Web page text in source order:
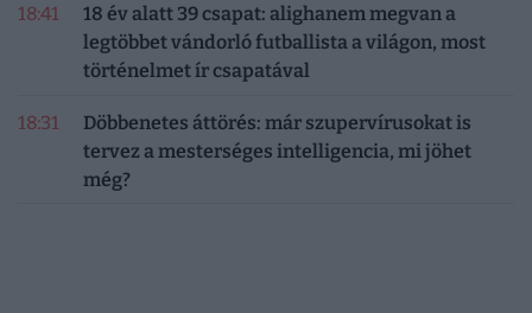
18:41
18 év alatt 39 csapat: alighanem megvan a
legtöbbet vándorló futballista a világon, most
történelmet ír csapatával
18:31
Döbbenetes áttörés: már szupervírusokat is
tervez a mesterséges intelligencia, mi jöhet
még?